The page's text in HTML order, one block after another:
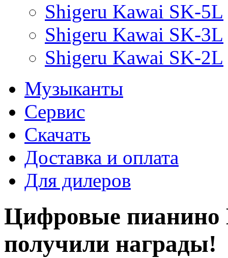
Shigeru Kawai SK-5L
Shigeru Kawai SK-3L
Shigeru Kawai SK-2L
Музыканты
Сервис
Скачать
Доставка и оплата
Для дилеров
Цифровые пианино
получили награды!